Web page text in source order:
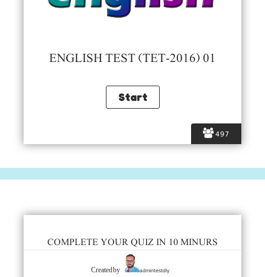
497
ENGLISH TEST (TET-2016) 01
COMPLETE YOUR QUIZ IN 10 MINURS
Created by admintestdly